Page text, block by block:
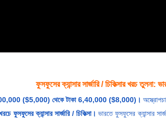
ফুসফুসের ক্যান্সার সার্জারি / চিকিত্সার খরচ তুলনা:
4,00,000 ($5,000) থেকে টাকা 6,40,000 ($8,000)।
ফুসফুসের ক্যান্সার সার্জারি / চিকিত্সা। ভারতে ফুসফুসের ক্যান্সার